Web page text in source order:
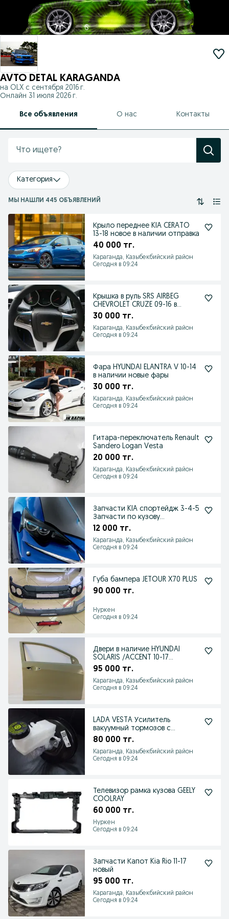
AVTO DETAL KARAGANDA
на OLX с сентября 2016 г.
Онлайн 31 июля 2026 г.
Все объявления О нас Контакты
Категория
МЫ НАШЛИ 445 ОБЪЯВЛЕНИЙ
Крыло переднее KIA CERATO
13-18 новое в наличии отправка
40 000 тг.
Караганда, Казыбекбийский район
Сегодня в 09:24
Крышка в руль SRS AIRBEG
CHEVROLET CRUZE 09-16 в
наличие
30 000 тг.
Караганда, Казыбекбийский район
Сегодня в 09:24
Фара HYUNDAI ELANTRA V 10-14
в наличии новые фары
30 000 тг.
Караганда, Казыбекбийский район
Сегодня в 09:24
Гитара-переключатель Renault
Sandero Logan Vesta
20 000 тг.
Караганда, Казыбекбийский район
Сегодня в 09:24
Запчасти KIA спортейдж 3-4-5
Запчасти по кузову...
12 000 тг.
Караганда, Казыбекбийский район
Сегодня в 09:24
Губа бампера JETOUR X70 PLUS
90 000 тг.
Нуркен
Сегодня в 09:24
Двери в наличие HYUNDAI
SOLARIS /ACCENT 10-17
отправка
95 000 тг.
Караганда, Казыбекбийский район
Сегодня в 09:24
LADA VESTA Усилитель
вакуумный тормозов с
главным цилиндром
80 000 тг.
Караганда, Казыбекбийский район
Сегодня в 09:24
Телевизор рамка кузова GEELY
COOLRAY
60 000 тг.
Нуркен
Сегодня в 09:24
Запчасти Капот Kia Rio 11-17
новый
95 000 тг.
Караганда, Казыбекбийский район
Сегодня в 09:24